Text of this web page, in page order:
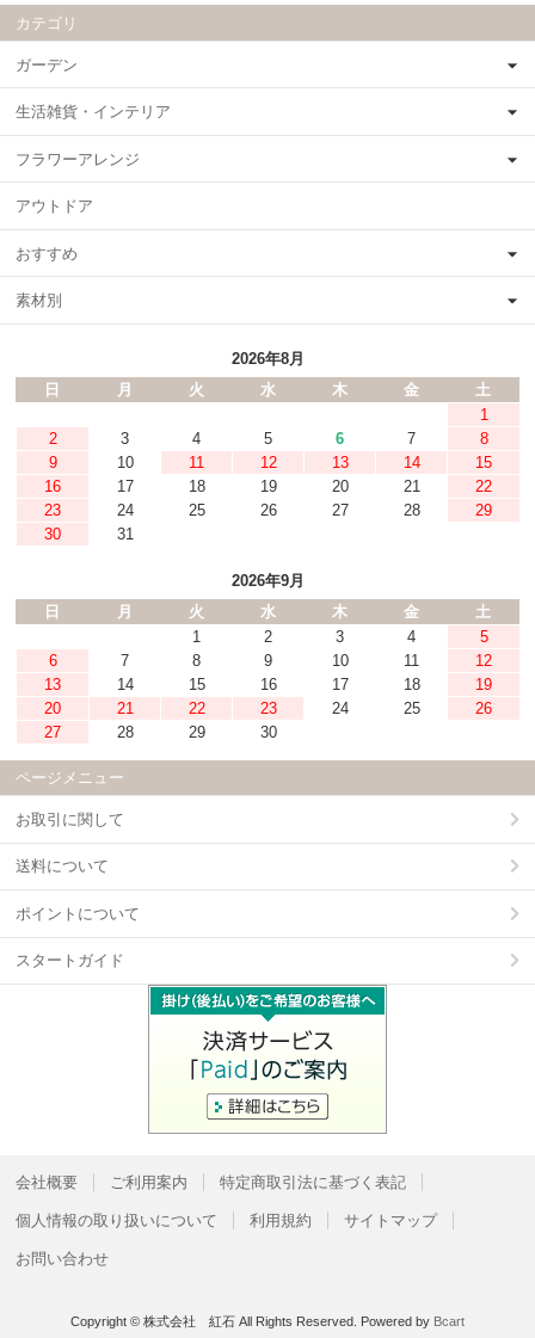
カテゴリ
ガーデン
生活雑貨・インテリア
フラワーアレンジ
アウトドア
おすすめ
素材別
2026年8月
日
月 火 水 木 金
土
1
2
3 4 5 6 7
8
9
10 11 12 13 14
15
16
17 18 19 20 21
22
23
24 25 26 27 28
29
30
31
2026年9月
日
月 火 水 木 金
土
1
2 3 4
5
6
7 8 9 10 11
12
13
14 15 16 17 18
19
20
21 22 23 24 25
26
27
28 29 30
ページメニュー
お取引に関して
送料について
ポイントについて
スタートガイド
会社概要 ご利用案内 特定商取引法に基づく表記
個人情報の取り扱いについて 利用規約 サイトマップ
お問い合わせ
Copyright © 株式会社 紅石 All Rights Reserved. Powered by Bcart